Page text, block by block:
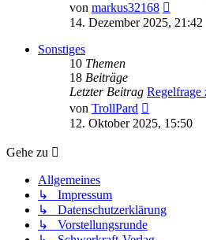
von markus32168
Beitrag
14. Dezember 2025, 21:42
Sonstiges
10 Themen
18 Beiträge
Letzter Beitrag Regelfrage
von TrollPard
Beitrag
12. Oktober 2025, 15:50
Gehe zu
Allgemeines
↳ Impressum
↳ Datenschutzerklärung
↳ Vorstellungsrunde